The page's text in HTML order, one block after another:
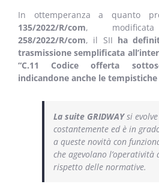
In ottemperanza a quanto
135/2022/R/com,
258/2022/R/com, il SII ha
trasmissione semplificata
“C.11 Codice offerta
indicandone anche le
La suite GRIDWAYsi
costantemente ed è in
a queste novità con
che agevolano l’operatività
rispetto delle normative.